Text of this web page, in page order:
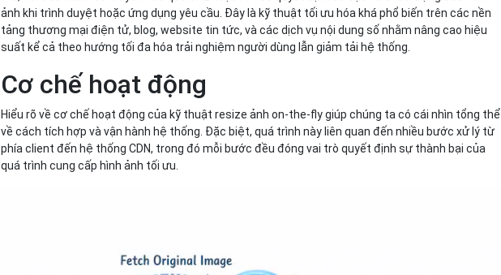
ảnh khi trình duyệt hoặc ứng dụng yêu cầu. Đây là kỹ thuật tối ưu hóa khá phổ biến trên các nền
tảng thương mại điện tử, blog, website tin tức, và các dịch vụ nội dung số nhằm nâng cao hiệu
suất kể cả theo hướng tối đa hóa trải nghiệm người dùng lẫn giảm tải hệ thống.
Cơ chế hoạt động
Hiểu rõ về cơ chế hoạt động của kỹ thuật resize ảnh on-the-fly giúp chúng ta có cái nhìn tổng thể
về cách tích hợp và vận hành hệ thống. Đặc biệt, quá trình này liên quan đến nhiều bước xử lý từ
phía client đến hệ thống CDN, trong đó mỗi bước đều đóng vai trò quyết định sự thành bại của
quá trình cung cấp hình ảnh tối ưu.